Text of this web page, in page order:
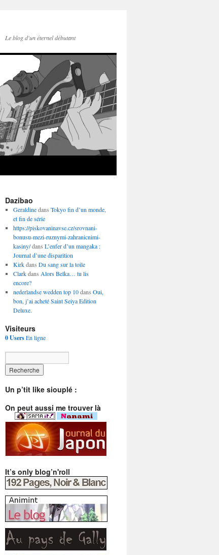
Le blog d'un éternel débutant
Dazibao
Geraldinedans Tokyo fin d’un monde,
et fin de série
https://piskovaninavse.cz/srovnani-
bonusu-mezi-ruznymi-zahranicnimi-
kasiny/dans L’enfer d’un mangaka :
Journal d’une disparition
Kirkdans Du sang sur la toile
Clarkdans Alors Belka… tu lis
encore?
nederlandse wedden top 10dans Oui,
bon, j’ai acheté Saint Seiya Edition
Deluxe.
Visiteurs
0 UsersEn ligne
Un p’tit like siouplé :
On peut aussi me trouver là
It’s only blog’n'roll